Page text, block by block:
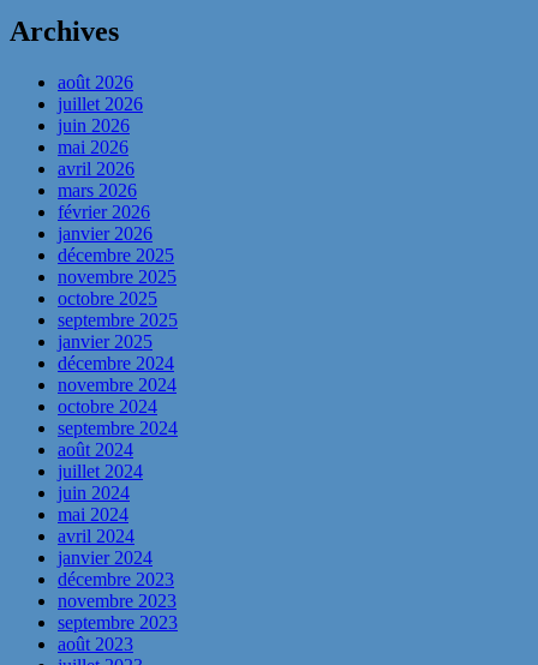
Archives
août 2026
juillet 2026
juin 2026
mai 2026
avril 2026
mars 2026
février 2026
janvier 2026
décembre 2025
novembre 2025
octobre 2025
septembre 2025
janvier 2025
décembre 2024
novembre 2024
octobre 2024
septembre 2024
août 2024
juillet 2024
juin 2024
mai 2024
avril 2024
janvier 2024
décembre 2023
novembre 2023
septembre 2023
août 2023